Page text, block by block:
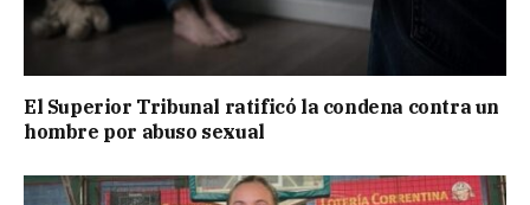
El Superior Tribunal ratificó la condena contra un
hombre por abuso sexual